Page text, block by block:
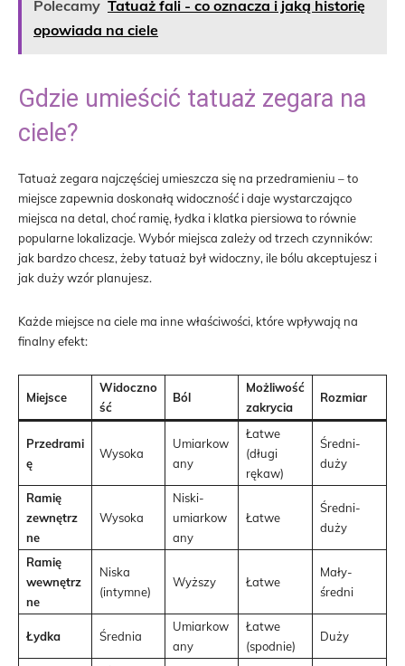
Polecamy Tatuaż fali - co oznacza i jaką historię
opowiada na ciele
Gdzie umieścić tatuaż zegara na
ciele?
Tatuaż zegara najczęściej umieszcza się na przedramieniu – to
miejsce zapewnia doskonałą widoczność i daje wystarczająco
miejsca na detal, choć ramię, łydka i klatka piersiowa to równie
popularne lokalizacje. Wybór miejsca zależy od trzech czynników:
jak bardzo chcesz, żeby tatuaż był widoczny, ile bólu akceptujesz i
jak duży wzór planujesz.
Każde miejsce na ciele ma inne właściwości, które wpływają na
finalny efekt:
Miejsce
Widoczno
ść
Ból
Możliwość
zakrycia
Rozmiar
Przedrami
ę
Wysoka
Umiarkow
any
Łatwe
(długi
rękaw)
Średni-
duży
Ramię
zewnętrz
ne
Wysoka
Niski-
umiarkow
any
Łatwe
Średni-
duży
Ramię
wewnętrz
ne
Niska
(intymne)
Wyższy Łatwe
Mały-
średni
Łydka Średnia
Umiarkow
any
Łatwe
(spodnie)
Duży